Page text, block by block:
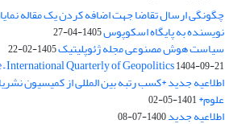
چگونگی ارسال تقاضا جهت اضافه کردن یک مقاله
نویسنده به پایگاه اسکوپوس1405-04-27
سیاست هوش مصنوعی مجله ژئوپلیتیک1405-02-22
– International Quarterly of Geopolitics1404-09-21
اطلاعیه جدید *کسب رتبه بین المللی از کمیسیون
علوم*1401-05-02
اطلاعیه جدید1400-07-08